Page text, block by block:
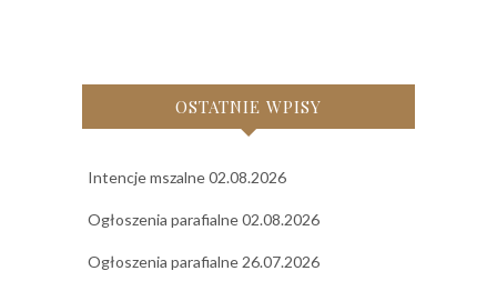
OSTATNIE WPISY
Intencje mszalne 02.08.2026
Ogłoszenia parafialne 02.08.2026
Ogłoszenia parafialne 26.07.2026